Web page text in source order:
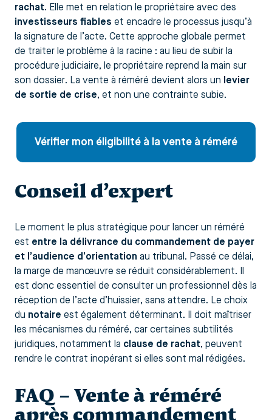
rachat. Elle met en relation le propriétaire avec des
investisseurs fiables et encadre le processus jusqu’à
la signature de l’acte. Cette approche globale permet
de traiter le problème à la racine : au lieu de subir la
procédure judiciaire, le propriétaire reprend la main sur
son dossier. La vente à réméré devient alors un
levier
de sortie de crise, et non une contrainte subie.
Vérifier mon éligibilité à la vente à réméré
Conseil d’expert
Le moment le plus stratégique pour lancer un réméré
est entre la délivrance du commandement de payer
et l’audience d’orientation au tribunal. Passé ce délai,
la marge de manœuvre se réduit considérablement. Il
est donc essentiel de consulter un professionnel dès la
réception de l’acte d’huissier, sans attendre. Le choix
du notaire est également déterminant. Il doit maîtriser
les mécanismes du réméré, car certaines subtilités
juridiques, notamment la clause de rachat, peuvent
rendre le contrat inopérant si elles sont mal rédigées.
FAQ – Vente à réméré
après commandement